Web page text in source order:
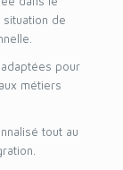
de
pour
métiers
tout au